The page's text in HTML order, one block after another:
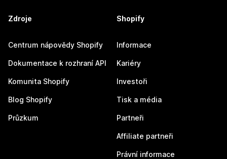
Zdroje
Centrum nápovědy Shopify
Dokumentace k rozhraní API
Komunita Shopify
Blog Shopify
Průzkum
Shopify
Informace
Kariéry
Investoři
Tisk a média
Partneři
Affiliate partneři
Právní informace